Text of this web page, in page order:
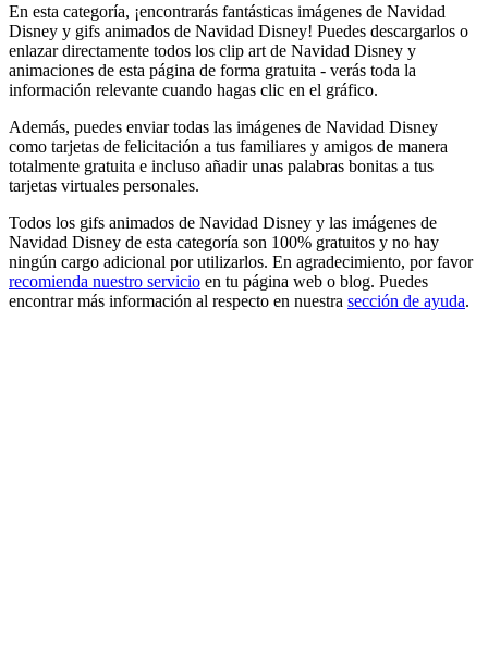
En esta categoría, ¡encontrarás fantásticas imágenes de Navidad
Disney y gifs animados de Navidad Disney! Puedes descargarlos o
enlazar directamente todos los clip art de Navidad Disney y
animaciones de esta página de forma gratuita - verás toda la
información relevante cuando hagas clic en el gráfico.
Además, puedes enviar todas las imágenes de Navidad Disney
como tarjetas de felicitación a tus familiares y amigos de manera
totalmente gratuita e incluso añadir unas palabras bonitas a tus
tarjetas virtuales personales.
Todos los gifs animados de Navidad Disney y las imágenes de
Navidad Disney de esta categoría son 100% gratuitos y no hay
ningún cargo adicional por utilizarlos. En agradecimiento, por favor
recomienda nuestro servicio en tu página web o blog. Puedes
encontrar más información al respecto en nuestra sección de ayuda.